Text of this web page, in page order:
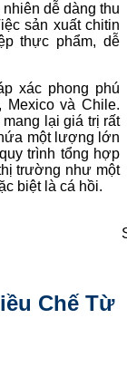
dễ dàng thu
sản xuất chitin
thực phẩm, dễ
xác phong phú
và Chile.
lại giá trị rất
một lượng lớn
trình tổng hợp
trường như một
biệt là cá hồi.
Chế Từ